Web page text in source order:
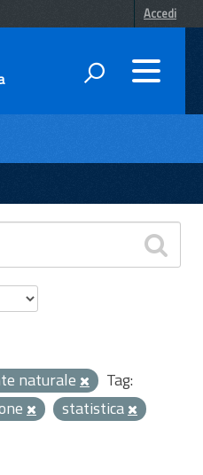
Accedi
naturale
Tag:
statistica